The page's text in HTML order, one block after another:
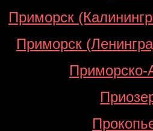
Приморск
Приморск
Приморско-